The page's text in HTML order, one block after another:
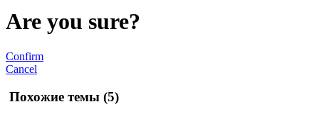
Are you sure?
Confirm
Cancel
Похожие темы (5)